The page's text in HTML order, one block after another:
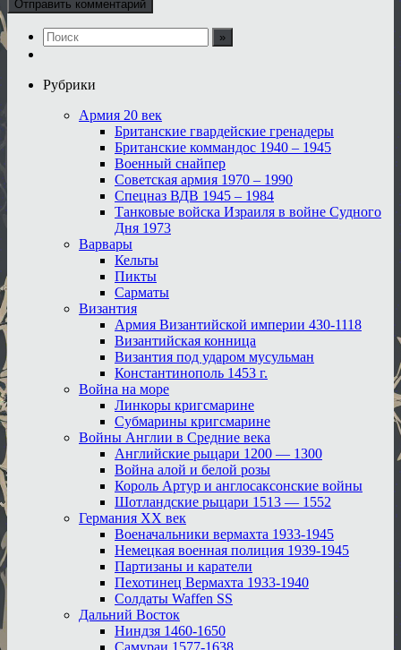
Рубрики
Армия 20 век
Британские гвардейские гренадеры
Британские коммандос 1940 – 1945
Военный снайпер
Советская армия 1970 – 1990
Спецназ ВДВ 1945 – 1984
Танковые войска Израиля в войне Судного
Дня 1973
Варвары
Кельты
Пикты
Сарматы
Византия
Армия Византийской империи 430-1118
Византийская конница
Византия под ударом мусульман
Константинополь 1453 г.
Война на море
Линкоры кригсмарине
Субмарины кригсмарине
Войны Англии в Средние века
Английские рыцари 1200 — 1300
Война алой и белой розы
Король Артур и англосаксонские войны
Шотландские рыцари 1513 — 1552
Германия XX век
Военачальники вермахта 1933-1945
Немецкая военная полиция 1939-1945
Партизаны и каратели
Пехотинец Вермахта 1933-1940
Солдаты Waffen SS
Дальний Восток
Ниндзя 1460-1650
Самураи 1577-1638